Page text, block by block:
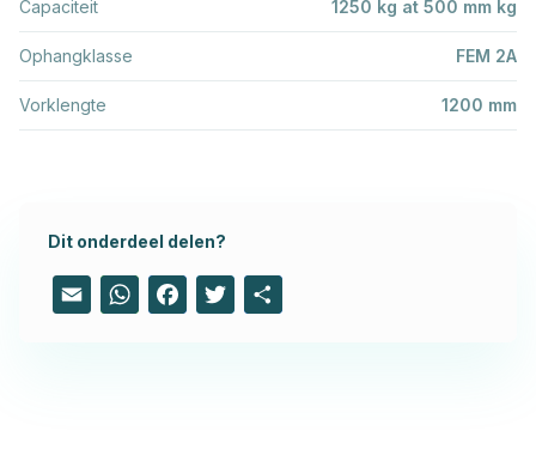
Capaciteit 1250 kg at 500 mm kg
Ophangklasse FEM 2A
Vorklengte 1200 mm
Dit onderdeel delen?
Email WhatsAppFacebook
Twitter